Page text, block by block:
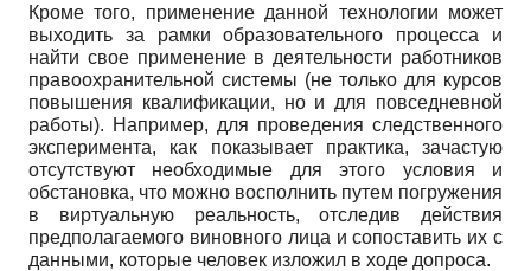
Кроме того, применение данной технологии может
выходить за рамки образовательного процесса и
найти свое применение в деятельности работников
правоохранительной системы (не только для курсов
повышения квалификации, но и для повседневной
работы). Например, для проведения следственного
эксперимента, как показывает практика, зачастую
отсутствуют необходимые для этого условия и
обстановка, что можно восполнить путем погружения
в виртуальную реальность, отследив действия
предполагаемого виновного лица и сопоставить их с
данными, которые человек изложил в ходе допроса.